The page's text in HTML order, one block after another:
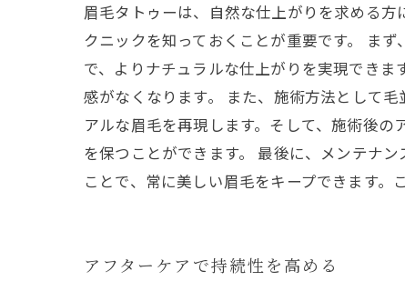
眉毛タトゥーは、自然な仕上がりを求める
クニックを知っておくことが重要です。 ま
で、よりナチュラルな仕上がりを実現でき
感がなくなります。 また、施術方法として
アルな眉毛を再現します。そして、施術後
を保つことができます。 最後に、メンテナ
ことで、常に美しい眉毛をキープできます
アフターケアで持続性を高める